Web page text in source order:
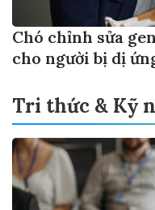
Chó chỉnh sửa
cho người bị dị
Tri thức & Kỹ